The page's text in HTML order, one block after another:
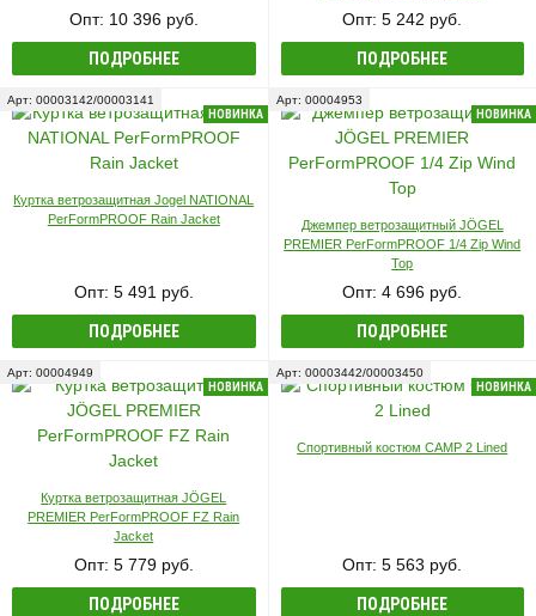
Опт: 10 396 руб.
ПОДРОБНЕЕ
Опт: 5 242 руб.
ПОДРОБНЕЕ
Арт: 00003142/00003141
НОВИНКА
Куртка ветрозащитная Jogel NATIONAL
PerFormPROOF Rain Jacket
Опт: 5 491 руб.
ПОДРОБНЕЕ
Арт: 00004953
НОВИНКА
Джемпер ветрозащитный JÖGEL
PREMIER PerFormPROOF 1/4 Zip Wind
Top
Опт: 4 696 руб.
ПОДРОБНЕЕ
Арт: 00004949
НОВИНКА
Куртка ветрозащитная JÖGEL
PREMIER PerFormPROOF FZ Rain
Jacket
Опт: 5 779 руб.
ПОДРОБНЕЕ
Арт: 00003442/00003450
НОВИНКА
Спортивный костюм CAMP 2 Lined
Опт: 5 563 руб.
ПОДРОБНЕЕ